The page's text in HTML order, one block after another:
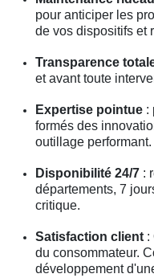
pour anticiper les
de vos dispositifs et
Transparence
et avant toute
Expertise pointue :
formés des
outillage performant.
Disponibilité 24/7 :
départements, 7
critique.
Satisfaction client :
du consommateur.
développement